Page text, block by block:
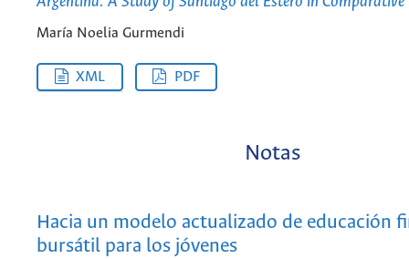
María Noelia Gurmendi
XML PDF
Notas
Hacia un modelo actualizado de educación
bursátil para los jóvenes